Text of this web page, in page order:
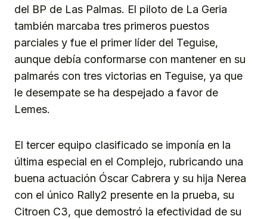
del BP de Las Palmas. El piloto de La Geria
también marcaba tres primeros puestos
parciales y fue el primer líder del Teguise,
aunque debía conformarse con mantener en su
palmarés con tres victorias en Teguise, ya que
le desempate se ha despejado a favor de
Lemes.
El tercer equipo clasificado se imponía en la
última especial en el Complejo, rubricando una
buena actuación Óscar Cabrera y su hija Nerea
con el único Rally2 presente en la prueba, su
Citroen C3, que demostró la efectividad de su